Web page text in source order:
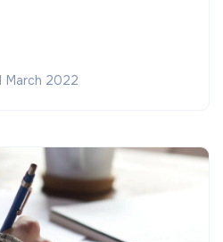
March 2022